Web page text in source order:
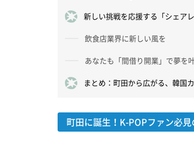
新しい挑戦を応援する「シェア
飲食店業界に新しい風を
あなたも「間借り開業」で夢を
まとめ：町田から広がる、韓国
町田に誕生！K-POPファン必